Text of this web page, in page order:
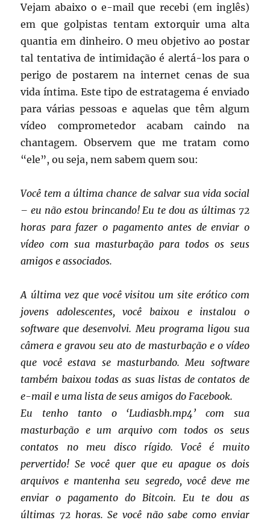
Vejam abaixo o e-mail que recebi (em inglês)
em que golpistas tentam extorquir uma alta
quantia em dinheiro. O meu objetivo ao postar
tal tentativa de intimidação é alertá-los para o
perigo de postarem na internet cenas de sua
vida íntima. Este tipo de estratagema é enviado
para várias pessoas e aquelas que têm algum
vídeo comprometedor acabam caindo na
chantagem. Observem que me tratam como
“ele”, ou seja, nem sabem quem sou:
Você tem a última chance de salvar sua vida social
– eu não estou brincando! Eu te dou as últimas 72
horas para fazer o pagamento antes de enviar o
vídeo com sua masturbação para todos os seus
amigos e associados.
A última vez que você visitou um site erótico com
jovens adolescentes, você baixou e instalou o
software que desenvolvi. Meu programa ligou sua
câmera e gravou seu ato de masturbação e o vídeo
que você estava se masturbando. Meu software
também baixou todas as suas listas de contatos de
e-mail e uma lista de seus amigos do Facebook.
Eu tenho tanto o ‘Ludiasbh.mp4’ com sua
masturbação e um arquivo com todos os seus
contatos no meu disco rígido. Você é muito
pervertido! Se você quer que eu apague os dois
arquivos e mantenha seu segredo, você deve me
enviar o pagamento do Bitcoin. Eu te dou as
últimas 72 horas. Se você não sabe como enviar